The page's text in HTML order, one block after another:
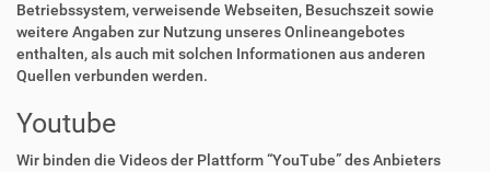
Betriebssystem, verweisende Webseiten, Besuchszeit sowie
weitere Angaben zur Nutzung unseres Onlineangebotes
enthalten, als auch mit solchen Informationen aus anderen
Quellen verbunden werden.
Youtube
Wir binden die Videos der Plattform “YouTube” des Anbieters